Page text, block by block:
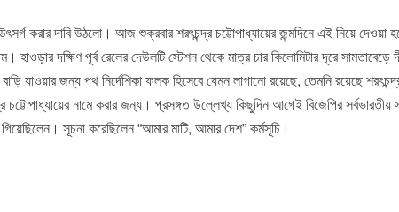
করার দাবি উঠলো। আজ শুক্রবার শরৎচন্দ্র চট্টোপাধ্যায়ের জন্মদিনে এই নিয়ে দেওয়া
হাওড়ার দক্ষিণ পূর্ব রেলের দেউলটি স্টেশন থেকে মাত্র চার কিলোমিটার দূরে সামতাবেড়ে
যাওয়ার জন্য পথ নির্দেশিকা ফলক হিসেবে যেমন লাগানো রয়েছে, তেমনি রয়েছে
চট্টোপাধ্যায়ের নামে করার জন্য। প্রসঙ্গত উল্লেখ্য কিছুদিন আগেই বিজেপির সর্বভারতীয়
গিয়েছিলেন। সূচনা করেছিলেন “আমার মাটি, আমার দেশ” কর্মসূচি।